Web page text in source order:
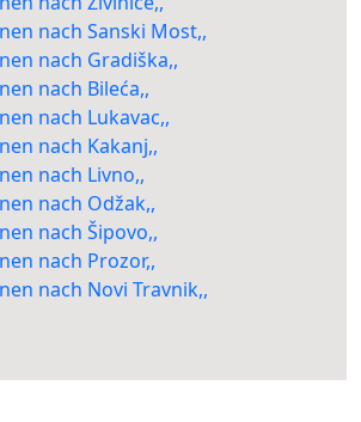
nach Sanski Most,,
nach Gradiška,,
nach Bileća,,
nach Lukavac,,
nach Kakanj,,
nach Livno,,
nach Odžak,,
nach Šipovo,,
nach Prozor,,
nach Novi Travnik,,